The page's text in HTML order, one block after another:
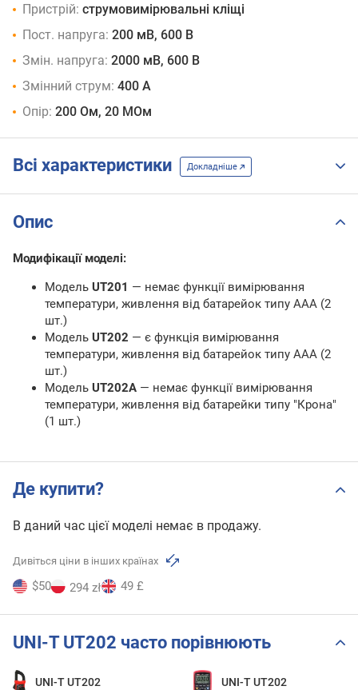
Пристрій: струмовимірювальні кліщі
Пост. напруга: 200 мВ, 600 В
Змін. напруга: 2000 мВ, 600 В
Змінний струм: 400 А
Опір: 200 Ом, 20 МОм
Всі характеристики Докладніше
Опис
Модифікації моделі:
Модель UT201 — немає функції вимірювання
температури, живлення від батарейок типу AAA (2
шт.)
Модель UT202 — є функція вимірювання
температури, живлення від батарейок типу AAA (2
шт.)
Модель UT202A — немає функції вимірювання
температури, живлення від батарейки типу "Крона"
(1 шт.)
Де купити?
В даний час цієї моделі немає в продажу.
Дивіться ціни в інших країнах
$50 294 zł 49 £
UNI-T UT202 часто порівнюють
UNI-T UT202
UNI-T UT202